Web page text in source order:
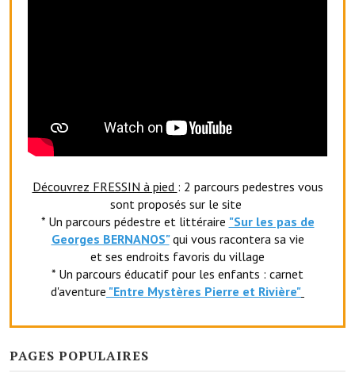
Découvrez FRESSIN à pied : 2 parcours pedestres vous
sont proposés sur le site
* Un parcours pédestre et littéraire "Sur les pas de
Georges BERNANOS" qui vous racontera sa vie
et ses endroits favoris du village
* Un parcours éducatif pour les enfants : carnet
d'aventure "Entre Mystères Pierre et Rivière"
PAGES POPULAIRES